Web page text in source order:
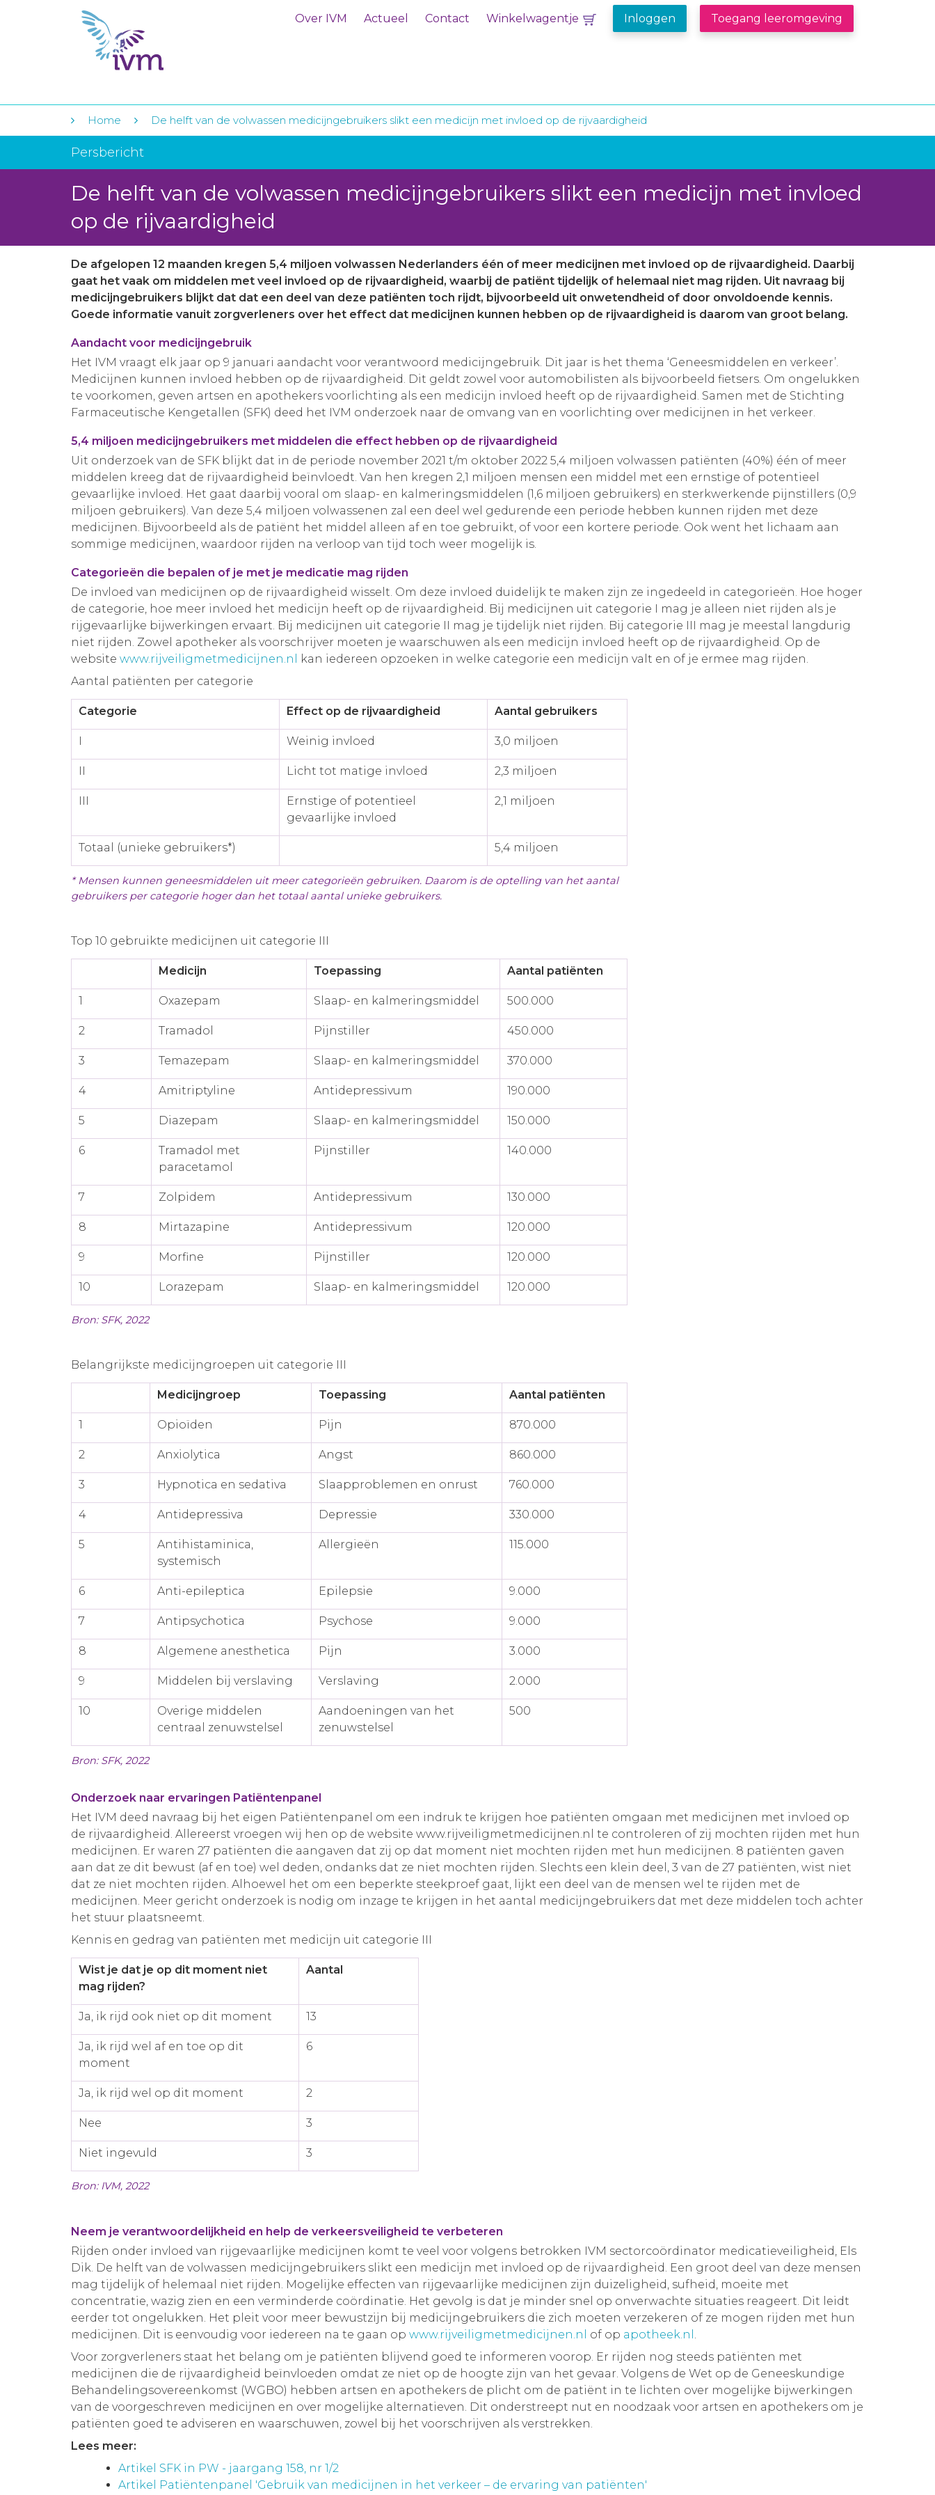
Over IVM Actueel Contact Winkelwagentje Inloggen Toegang leeromgeving
Home De helft van de volwassen medicijngebruikers slikt een medicijn met invloed op de rijvaardigheid
Persbericht
De helft van de volwassen medicijngebruikers slikt een medicijn met invloed
op de rijvaardigheid
De afgelopen 12 maanden kregen 5,4 miljoen volwassen Nederlanders één of meer medicijnen met invloed op de rijvaardigheid. Daarbij
gaat het vaak om middelen met veel invloed op de rijvaardigheid, waarbij de patiënt tijdelijk of helemaal niet mag rijden. Uit navraag bij
medicijngebruikers blijkt dat dat een deel van deze patiënten toch rijdt, bijvoorbeeld uit onwetendheid of door onvoldoende kennis.
Goede informatie vanuit zorgverleners over het effect dat medicijnen kunnen hebben op de rijvaardigheid is daarom van groot belang.
Aandacht voor medicijngebruik
Het IVM vraagt elk jaar op 9 januari aandacht voor verantwoord medicijngebruik. Dit jaar is het thema ‘Geneesmiddelen en verkeer’.
Medicijnen kunnen invloed hebben op de rijvaardigheid. Dit geldt zowel voor automobilisten als bijvoorbeeld fietsers. Om ongelukken
te voorkomen, geven artsen en apothekers voorlichting als een medicijn invloed heeft op de rijvaardigheid. Samen met de Stichting
Farmaceutische Kengetallen (SFK) deed het IVM onderzoek naar de omvang van en voorlichting over medicijnen in het verkeer.
5,4 miljoen medicijngebruikers met middelen die effect hebben op de rijvaardigheid
Uit onderzoek van de SFK blijkt dat in de periode november 2021 t/m oktober 2022 5,4 miljoen volwassen patiënten (40%) één of meer
middelen kreeg dat de rijvaardigheid beïnvloedt. Van hen kregen 2,1 miljoen mensen een middel met een ernstige of potentieel
gevaarlijke invloed. Het gaat daarbij vooral om slaap- en kalmeringsmiddelen (1,6 miljoen gebruikers) en sterkwerkende pijnstillers (0,9
miljoen gebruikers). Van deze 5,4 miljoen volwassenen zal een deel wel gedurende een periode hebben kunnen rijden met deze
medicijnen. Bijvoorbeeld als de patiënt het middel alleen af en toe gebruikt, of voor een kortere periode. Ook went het lichaam aan
sommige medicijnen, waardoor rijden na verloop van tijd toch weer mogelijk is.
Categorieën die bepalen of je met je medicatie mag rijden
De invloed van medicijnen op de rijvaardigheid wisselt. Om deze invloed duidelijk te maken zijn ze ingedeeld in categorieën. Hoe hoger
de categorie, hoe meer invloed het medicijn heeft op de rijvaardigheid. Bij medicijnen uit categorie I mag je alleen niet rijden als je
rijgevaarlijke bijwerkingen ervaart. Bij medicijnen uit categorie II mag je tijdelijk niet rijden. Bij categorie III mag je meestal langdurig
niet rijden. Zowel apotheker als voorschrijver moeten je waarschuwen als een medicijn invloed heeft op de rijvaardigheid. Op de
website www.rijveiligmetmedicijnen.nl
kan iedereen opzoeken in welke categorie een medicijn valt en of je ermee mag rijden.
Aantal patiënten per categorie
Categorie Effect op de rijvaardigheid Aantal gebruikers
I Weinig invloed 3,0 miljoen
II Licht tot matige invloed 2,3 miljoen
III
Ernstige of potentieel
gevaarlijke invloed
2,1 miljoen
Totaal (unieke gebruikers*) 5,4 miljoen
* Mensen kunnen geneesmiddelen uit meer categorieën gebruiken. Daarom is de optelling van het aantal
gebruikers per categorie hoger dan het totaal aantal unieke gebruikers.
Top 10 gebruikte medicijnen uit categorie III
Medicijn Toepassing Aantal patiënten
1 Oxazepam Slaap- en kalmeringsmiddel 500.000
2 Tramadol Pijnstiller 450.000
3 Temazepam Slaap- en kalmeringsmiddel 370.000
4 Amitriptyline Antidepressivum 190.000
5 Diazepam Slaap- en kalmeringsmiddel 150.000
6
Tramadol met
paracetamol
Pijnstiller 140.000
7 Zolpidem Antidepressivum 130.000
8 Mirtazapine Antidepressivum 120.000
9 Morfine Pijnstiller 120.000
10 Lorazepam Slaap- en kalmeringsmiddel 120.000
Bron: SFK, 2022
Belangrijkste medicijngroepen uit categorie III
Medicijngroep Toepassing Aantal patiënten
1 Opioïden Pijn 870.000
2 Anxiolytica Angst 860.000
3 Hypnotica en sedativa Slaapproblemen en onrust 760.000
4 Antidepressiva Depressie 330.000
5
Antihistaminica,
systemisch
Allergieën 115.000
6 Anti-epileptica Epilepsie 9.000
7 Antipsychotica Psychose 9.000
8 Algemene anesthetica Pijn 3.000
9 Middelen bij verslaving Verslaving 2.000
10
Overige middelen
centraal zenuwstelsel
Aandoeningen van het
zenuwstelsel
500
Bron: SFK, 2022
Onderzoek naar ervaringen Patiëntenpanel
Het IVM deed navraag bij het eigen Patiëntenpanel om een indruk te krijgen hoe patiënten omgaan met medicijnen met invloed op
de rijvaardigheid. Allereerst vroegen wij hen op de website www.rijveiligmetmedicijnen.nl te controleren of zij mochten rijden met hun
medicijnen. Er waren 27 patiënten die aangaven dat zij op dat moment niet mochten rijden met hun medicijnen. 8 patiënten gaven
aan dat ze dit bewust (af en toe) wel deden, ondanks dat ze niet mochten rijden. Slechts een klein deel, 3 van de 27 patiënten, wist niet
dat ze niet mochten rijden. Alhoewel het om een beperkte steekproef gaat, lijkt een deel van de mensen wel te rijden met de
medicijnen. Meer gericht onderzoek is nodig om inzage te krijgen in het aantal medicijngebruikers dat met deze middelen toch achter
het stuur plaatsneemt.
Kennis en gedrag van patiënten met medicijn uit categorie III
Wist je dat je op dit moment niet
mag rijden?
Aantal
Ja, ik rijd ook niet op dit moment 13
Ja, ik rijd wel af en toe op dit
moment
6
Ja, ik rijd wel op dit moment 2
Nee 3
Niet ingevuld 3
Bron: IVM, 2022
Neem je verantwoordelijkheid en help de verkeersveiligheid te verbeteren
Rijden onder invloed van rijgevaarlijke medicijnen komt te veel voor volgens betrokken IVM sectorcoördinator medicatieveiligheid, Els
Dik. De helft van de volwassen medicijngebruikers slikt een medicijn met invloed op de rijvaardigheid. Een groot deel van deze mensen
mag tijdelijk of helemaal niet rijden. Mogelijke effecten van rijgevaarlijke medicijnen zijn duizeligheid, sufheid, moeite met
concentratie, wazig zien en een verminderde coördinatie. Het gevolg is dat je minder snel op onverwachte situaties reageert. Dit leidt
eerder tot ongelukken. Het pleit voor meer bewustzijn bij medicijngebruikers die zich moeten verzekeren of ze mogen rijden met hun
medicijnen. Dit is eenvoudig voor iedereen na te gaan op www.rijveiligmetmedicijnen.nl of op apotheek.nl .
Voor zorgverleners staat het belang om je patiënten blijvend goed te informeren voorop. Er rijden nog steeds patiënten met
medicijnen die de rijvaardigheid beïnvloeden omdat ze niet op de hoogte zijn van het gevaar. Volgens de Wet op de Geneeskundige
Behandelingsovereenkomst (WGBO) hebben artsen en apothekers de plicht om de patiënt in te lichten over mogelijke bijwerkingen
van de voorgeschreven medicijnen en over mogelijke alternatieven. Dit onderstreept nut en noodzaak voor artsen en apothekers om je
patiënten goed te adviseren en waarschuwen, zowel bij het voorschrijven als verstrekken.
Lees meer:
Artikel SFK in PW - jaargang 158, nr 1/2
Artikel Patiëntenpanel 'Gebruik van medicijnen in het verkeer – de ervaring van patiënten'